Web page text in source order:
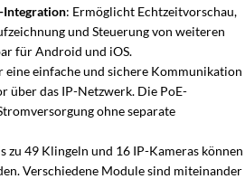
Integration: Ermöglicht Echtzeitvorschau,
und Steuerung von weiteren
für Android und iOS.
eine einfache und sichere Kommunikation
über das IP-Netzwerk. Die PoE-
ohne separate
zu 49 Klingeln und 16 IP-Kameras können
Verschiedene Module sind miteinander